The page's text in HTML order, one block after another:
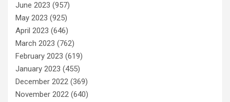
June 2023 (957)
May 2023 (925)
April 2023 (646)
March 2023 (762)
February 2023 (619)
January 2023 (455)
December 2022 (369)
November 2022 (640)